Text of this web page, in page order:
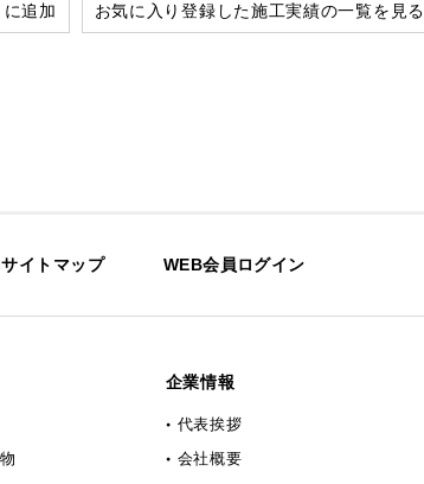
追加 お気に入り登録した施工実績の一覧を見る
サイトマップ WEB会員ログイン
企業情報
代表挨拶
会社概要